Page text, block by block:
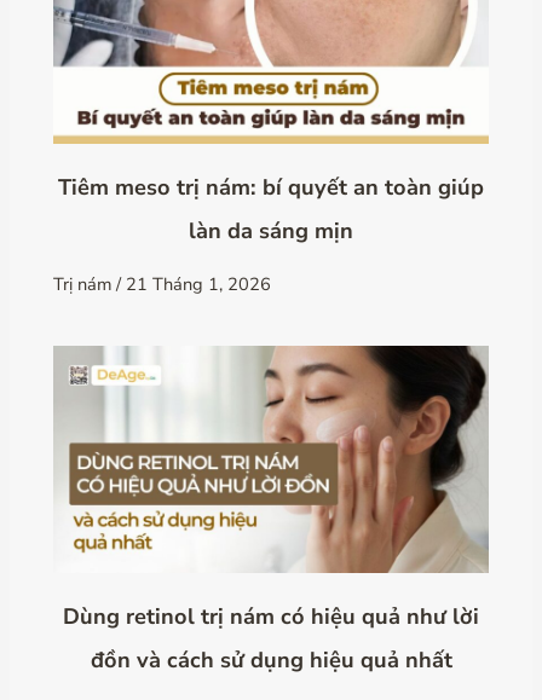
Tiêm meso trị nám: bí quyết an toàn giúp
làn da sáng mịn
Trị nám / 21 Tháng 1, 2026
Dùng retinol trị nám có hiệu quả như lời
đồn và cách sử dụng hiệu quả nhất